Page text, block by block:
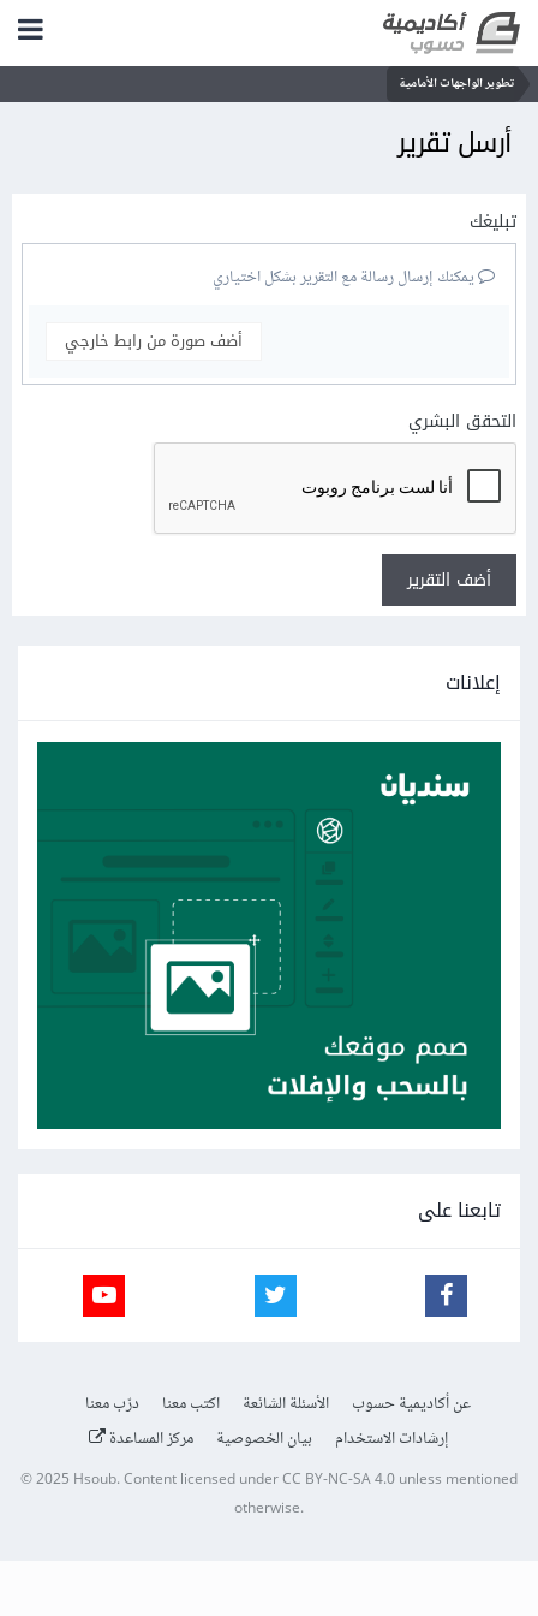
تطوير الواجهات الأمامية
أرسل تقرير
تبليغك
يمكنك إرسال رسالة مع التقرير بشكل اختياري
أضف صورة من رابط خارجي
التحقق البشري
أضف التقرير
إعلانات
تابعنا على
عن أكاديمية حسوب الأسئلة الشائعة اكتب معنا
درّب معنا
إرشادات الاستخدام
بيان الخصوصية مركز المساعدة
© 2025 Hsoub.Content licensed underCC BY-NC-SA 4.0unless mentioned
otherwise.